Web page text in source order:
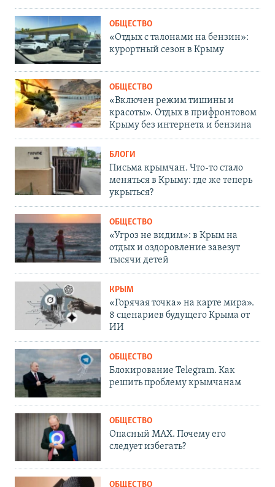
ОБЩЕСТВО
«Отдых с талонами на бензин»:
курортный сезон в Крыму
ОБЩЕСТВО
«Включен режим тишины и
красоты». Отдых в прифронтовом
Крыму без интернета и бензина
БЛОГИ
Письма крымчан. Что-то стало
меняться в Крыму: где же теперь
укрыться?
ОБЩЕСТВО
«Угроз не видим»: в Крым на
отдых и оздоровление завезут
тысячи детей
КРЫМ
«Горячая точка» на карте мира».
8 сценариев будущего Крыма от
ИИ
ОБЩЕСТВО
Блокирование Telegram. Как
решить проблему крымчанам
ОБЩЕСТВО
Опасный MAX. Почему его
следует избегать?
ОБЩЕСТВО